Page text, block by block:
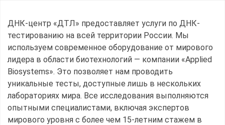
ДНК-центр «ДТЛ» предоставляет услуги по ДНК-
тестированию на всей территории России. Мы
используем современное оборудование от мирового
лидера в области биотехнологий — компании «Applied
Biosystems». Это позволяет нам проводить
уникальные тесты, доступные лишь в нескольких
лабораториях мира. Все исследования выполняются
опытными специалистами, включая экспертов
мирового уровня с более чем 15-летним стажем в